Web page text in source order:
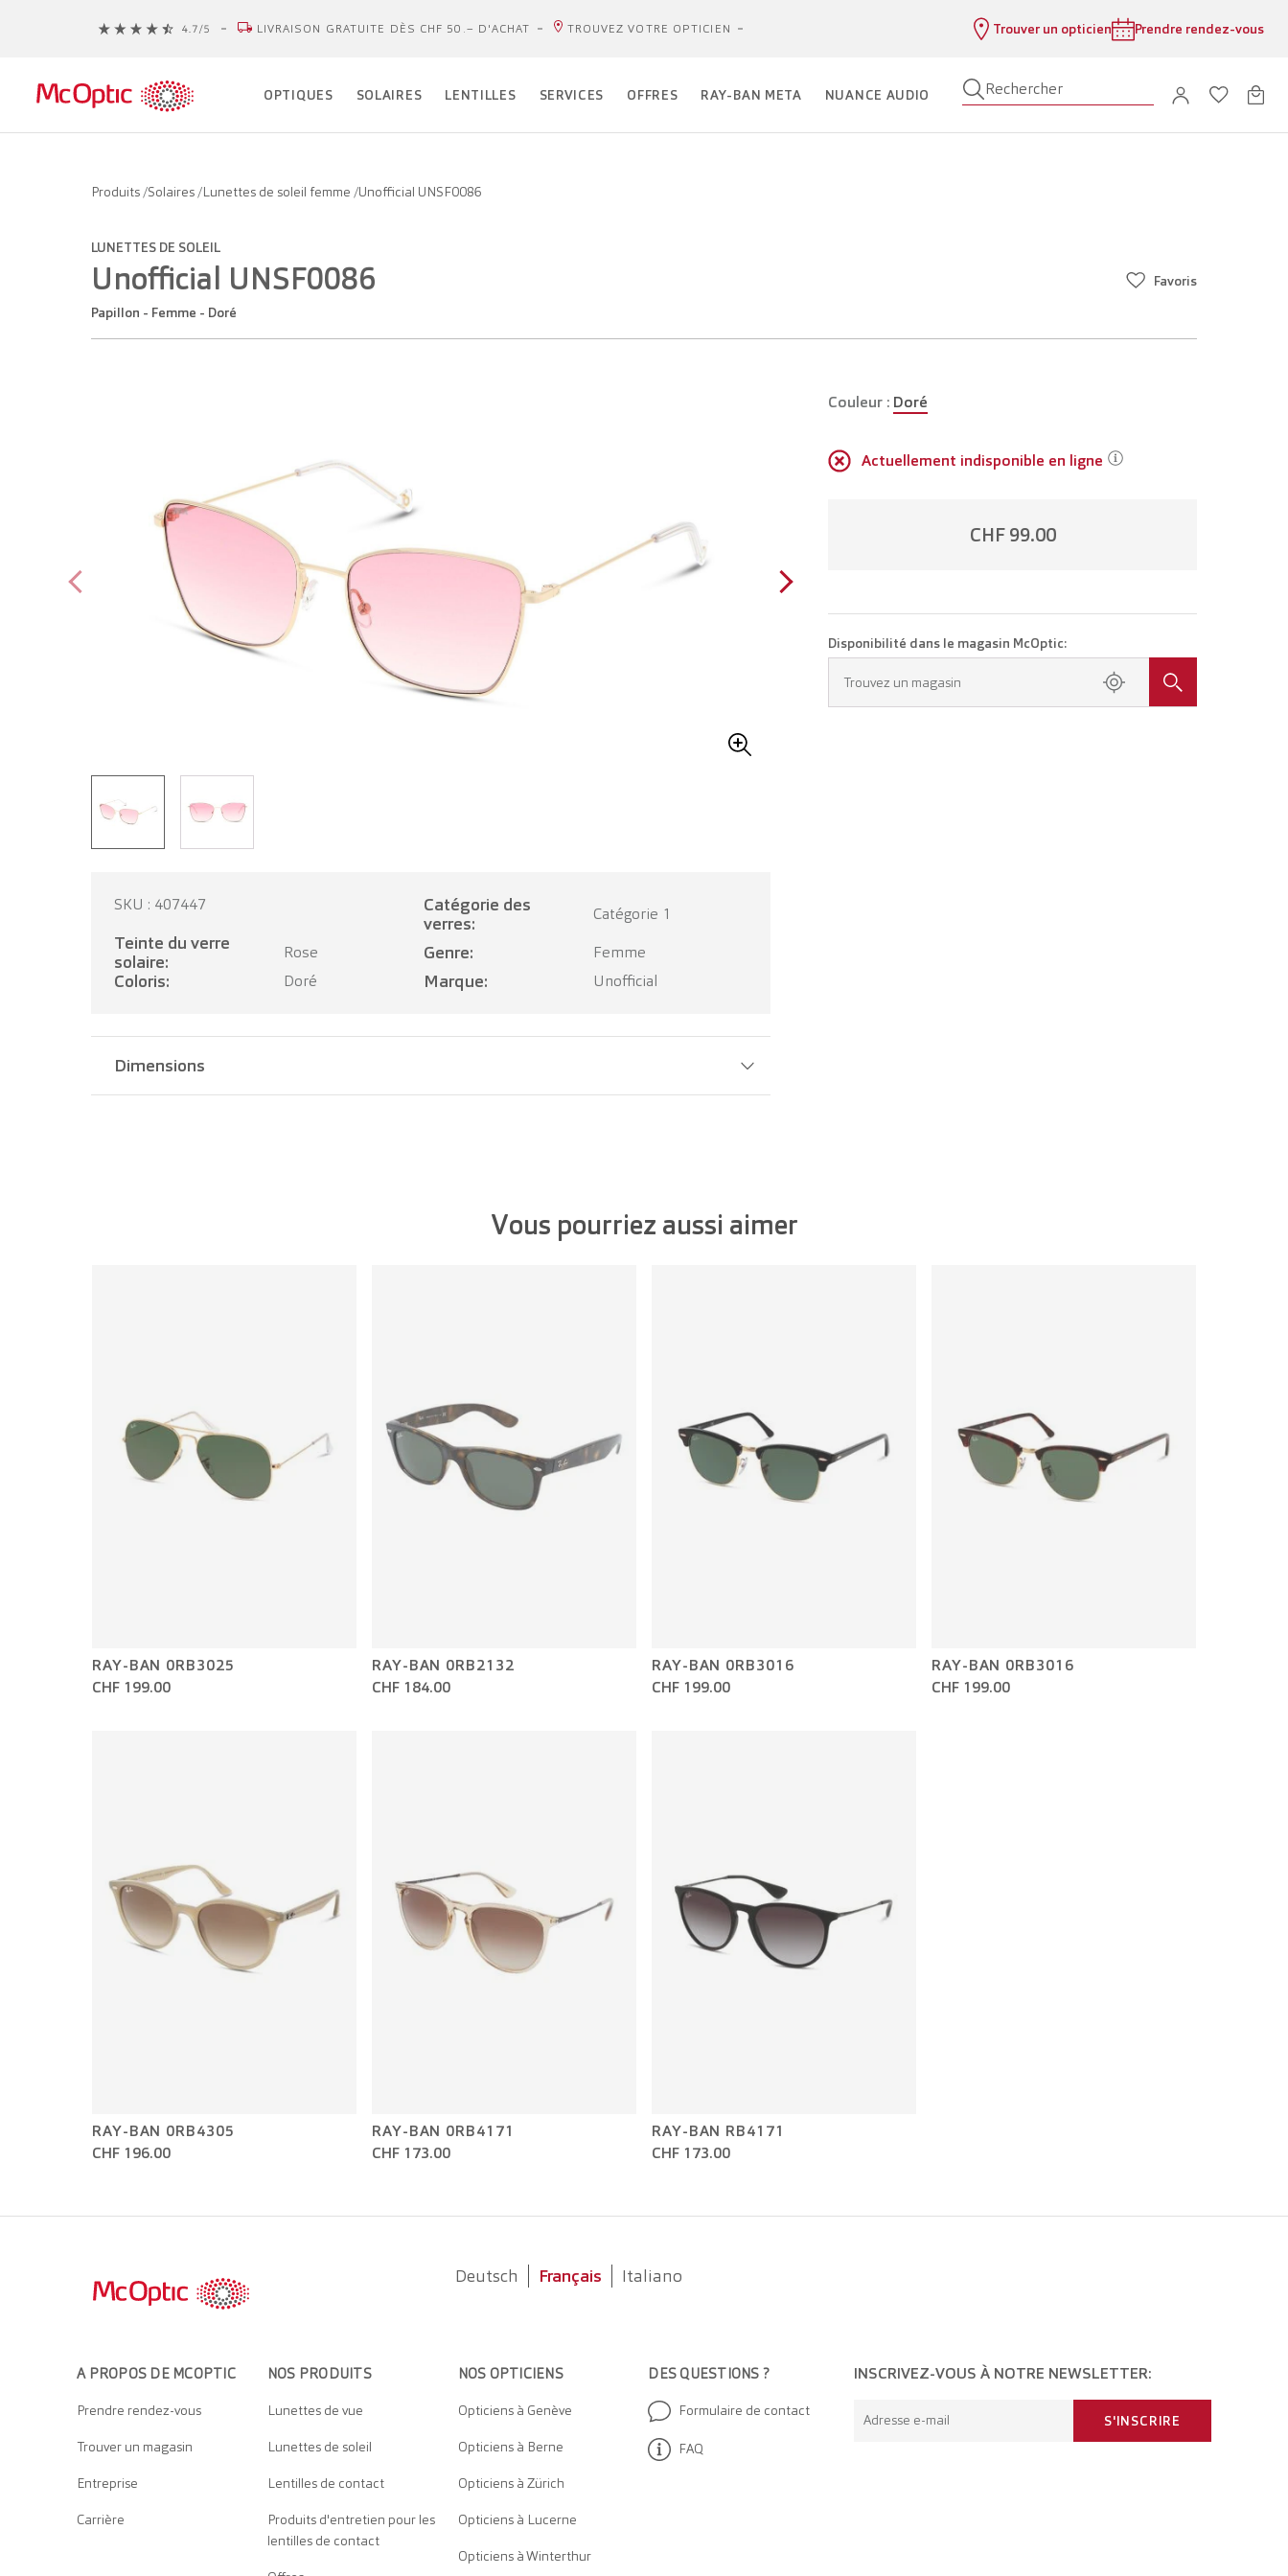
LIVRAISON GRATUITE DÈS CHF 50.– D'ACHAT TROUVEZ VOTRE OPTICIEN Trouver un opticien Prendre rendez-vous
OPTIQUES SOLAIRES LENTILLES SERVICES OFFRES RAY-BAN META NUANCE AUDIO Rechercher
Produits/Solaires/Lunettes de soleil femme /Unofficial UNSF0086
LUNETTES DE SOLEIL
Unofficial UNSF0086
Papillon - Femme - Doré
Favoris
Couleur : Doré
Actuellement indisponible en ligne
CHF 99.00
Disponibilité dans le magasin McOptic:
Trouvez un magasin
SKU : 407447
Catégorie des
verres:
Catégorie 1
Teinte du verre
solaire:
Rose Genre: Femme
Coloris: Doré Marque: Unofficial
Dimensions
Vous pourriez aussi aimer
RAY-BAN 0RB3025
CHF 199.00
RAY-BAN 0RB2132
CHF 184.00
RAY-BAN 0RB3016
CHF 199.00
RAY-BAN 0RB3016
CHF 199.00
RAY-BAN 0RB4305
CHF 196.00
RAY-BAN 0RB4171
CHF 173.00
RAY-BAN RB4171
CHF 173.00
Deutsch Français Italiano
A PROPOS DE MCOPTIC
Prendre rendez-vous
Trouver un magasin
Entreprise
Carrière
NOS PRODUITS
Lunettes de vue
Lunettes de soleil
Lentilles de contact
Produits d'entretien pour les
lentilles de contact
NOS OPTICIENS
Opticiens à Genève
Opticiens à Berne
Opticiens à Zürich
Opticiens à Lucerne
Opticiens à Winterthur
DES QUESTIONS ?
Formulaire de contact
FAQ
INSCRIVEZ-VOUS À NOTRE NEWSLETTER:
Adresse e-mail S'INSCRIRE